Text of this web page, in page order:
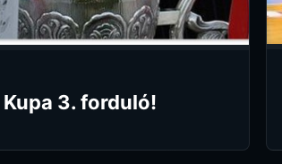
3. forduló!